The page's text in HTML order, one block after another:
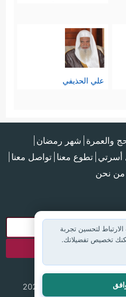
علي الحذيفي
والعمرة شهر رمضان
أسرتي تطوع معنا تواصل معنا
من نحن
إسلام أون لاين © 2025
لتحسين تجربة
تخصيص تفضيلاتك.